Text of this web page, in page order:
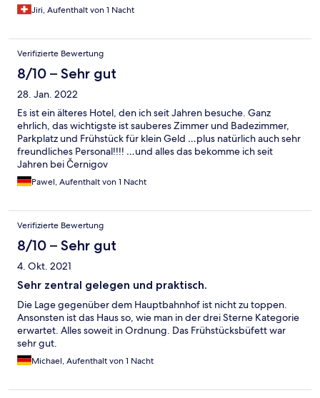
Jiri, Aufenthalt von 1 Nacht
Verifizierte Bewertung
8/10 – Sehr gut
28. Jan. 2022
Es ist ein älteres Hotel, den ich seit Jahren besuche. Ganz
ehrlich, das wichtigste ist sauberes Zimmer und Badezimmer,
Parkplatz und Frühstück für klein Geld …plus natürlich auch sehr
freundliches Personal!!!! …und alles das bekomme ich seit
Jahren bei Černigov
Pawel, Aufenthalt von 1 Nacht
Verifizierte Bewertung
8/10 – Sehr gut
4. Okt. 2021
Sehr zentral gelegen und praktisch.
Die Lage gegenüber dem Hauptbahnhof ist nicht zu toppen.
Ansonsten ist das Haus so, wie man in der drei Sterne Kategorie
erwartet. Alles soweit in Ordnung. Das Frühstücksbüfett war
sehr gut.
Michael, Aufenthalt von 1 Nacht